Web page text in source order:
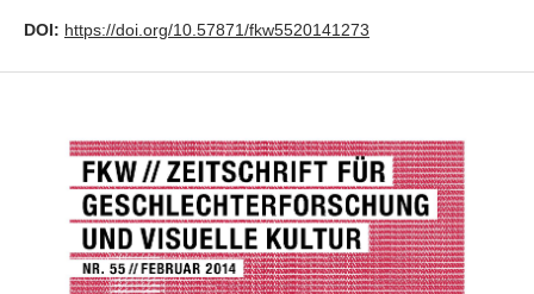
DOI: https://doi.org/10.57871/fkw5520141273